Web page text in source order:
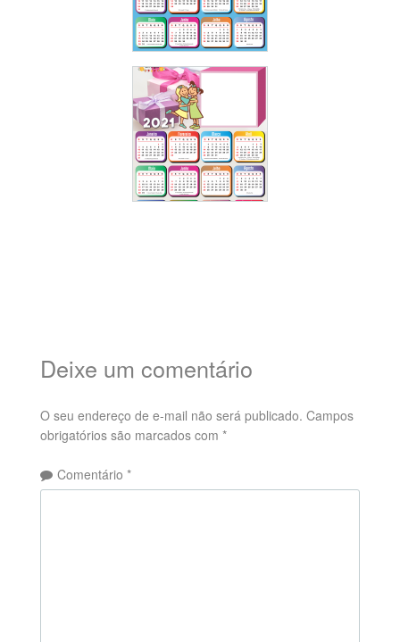
Deixe um comentário
O seu endereço de e-mail não será publicado. Campos
obrigatórios são marcados com *
Comentário *